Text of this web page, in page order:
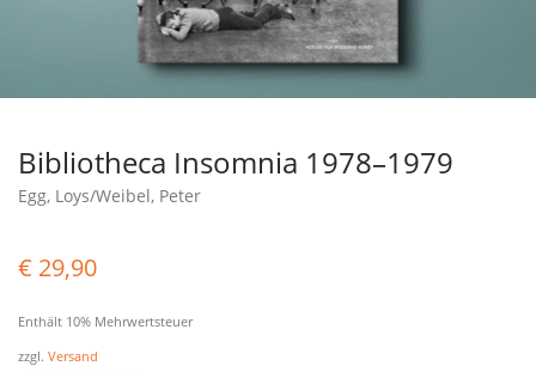
Bibliotheca Insomnia 1978–1979
Egg, Loys/Weibel, Peter
€ 29,90
Enthält 10% Mehrwertsteuer
zzgl. Versand